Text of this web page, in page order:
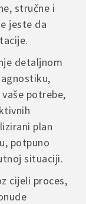
stručne i
jeste da
detaljnom
potrebe,
plan
potpuno
situaciji.
cijeli proces,